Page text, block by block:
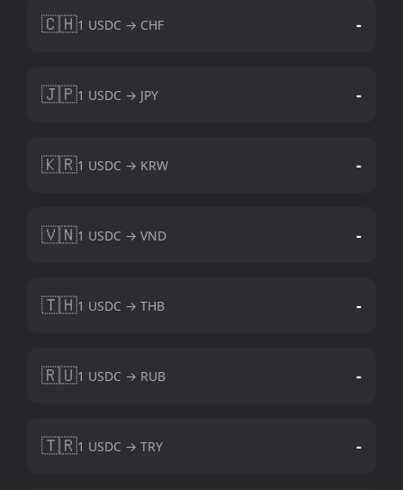
🇨🇭1 USDC → CHF -
🇯🇵1 USDC → JPY -
🇰🇷1 USDC → KRW -
🇻🇳1 USDC → VND -
🇹🇭1 USDC → THB -
🇷🇺1 USDC → RUB -
🇹🇷1 USDC → TRY -